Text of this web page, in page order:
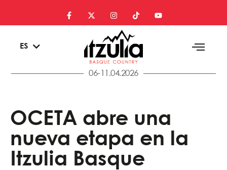
ES
EN
06-11.04.2026
OCETA abre una
nueva etapa en la
Itzulia Basque